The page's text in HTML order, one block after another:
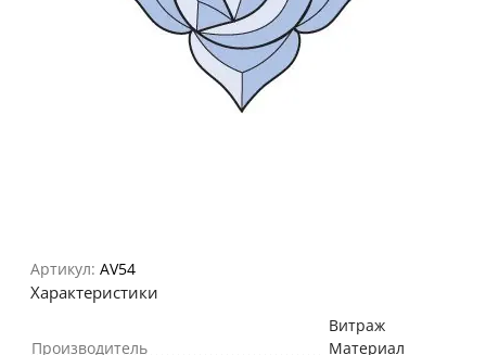
Артикул: AV54
Характеристики
Производитель
Витраж
Материал